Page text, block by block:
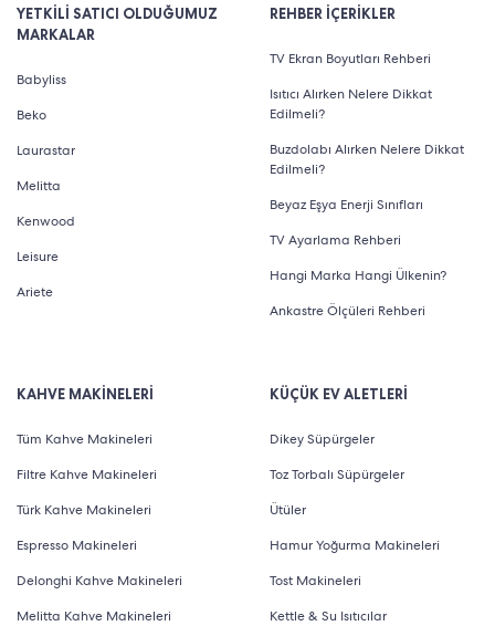
YETKİLİ SATICI OLDUĞUMUZ
MARKALAR
Babyliss
Beko
Laurastar
Melitta
Kenwood
Leisure
Ariete
REHBER İÇERİKLER
TV Ekran Boyutları Rehberi
Isıtıcı Alırken Nelere Dikkat
Edilmeli?
Buzdolabı Alırken Nelere Dikkat
Edilmeli?
Beyaz Eşya Enerji Sınıfları
TV Ayarlama Rehberi
Hangi Marka Hangi Ülkenin?
Ankastre Ölçüleri Rehberi
KAHVE MAKİNELERİ
Tüm Kahve Makineleri
Filtre Kahve Makineleri
Türk Kahve Makineleri
Espresso Makineleri
Delonghi Kahve Makineleri
Melitta Kahve Makineleri
KÜÇÜK EV ALETLERİ
Dikey Süpürgeler
Toz Torbalı Süpürgeler
Ütüler
Hamur Yoğurma Makineleri
Tost Makineleri
Kettle & Su Isıtıcılar